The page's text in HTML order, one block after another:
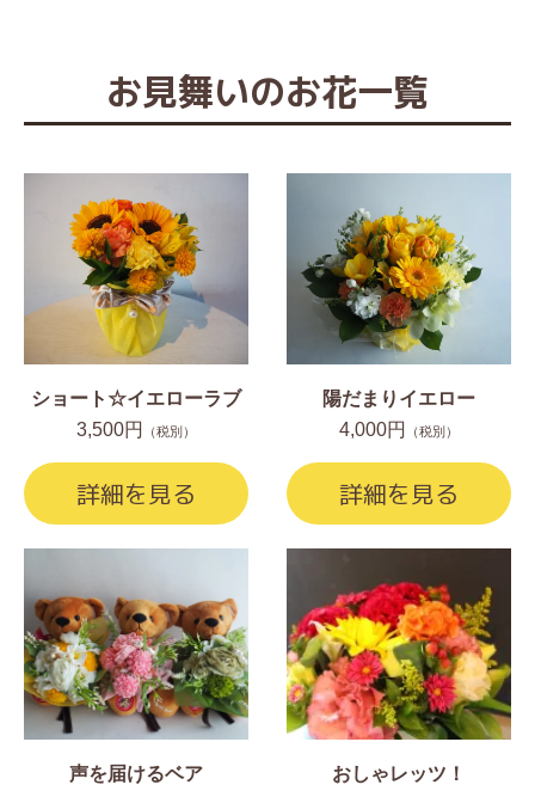
お見舞いのお花一覧
ショート☆イエローラブ
3,500円
（税別）
詳細を見る
陽だまりイエロー
4,000円
（税別）
詳細を見る
声を届けるベア おしゃレッツ！